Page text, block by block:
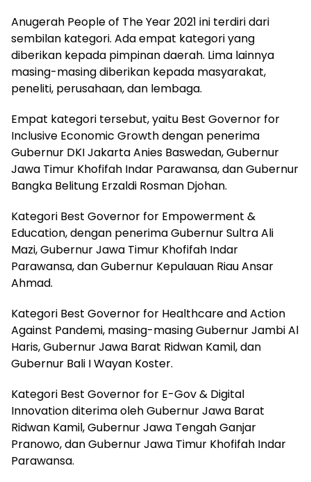
Anugerah People of The Year 2021 ini terdiri dari
sembilan kategori. Ada empat kategori yang
diberikan kepada pimpinan daerah. Lima lainnya
masing-masing diberikan kepada masyarakat,
peneliti, perusahaan, dan lembaga.
Empat kategori tersebut, yaitu Best Governor for
Inclusive Economic Growth dengan penerima
Gubernur DKI Jakarta Anies Baswedan, Gubernur
Jawa Timur Khofifah Indar Parawansa, dan Gubernur
Bangka Belitung Erzaldi Rosman Djohan.
Kategori Best Governor for Empowerment &
Education, dengan penerima Gubernur Sultra Ali
Mazi, Gubernur Jawa Timur Khofifah Indar
Parawansa, dan Gubernur Kepulauan Riau Ansar
Ahmad.
Kategori Best Governor for Healthcare and Action
Against Pandemi, masing-masing Gubernur Jambi Al
Haris, Gubernur Jawa Barat Ridwan Kamil, dan
Gubernur Bali I Wayan Koster.
Kategori Best Governor for E-Gov & Digital
Innovation diterima oleh Gubernur Jawa Barat
Ridwan Kamil, Gubernur Jawa Tengah Ganjar
Pranowo, dan Gubernur Jawa Timur Khofifah Indar
Parawansa.